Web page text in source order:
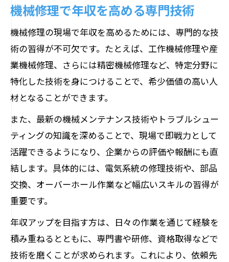
機械修理で年収を高める専門技術
機械修理の現場で年収を高めるためには、専門的な技
術の習得が不可欠です。たとえば、工作機械修理や産
業機械修理、さらには精密機械修理など、特定分野に
特化した技術を身につけることで、希少価値の高い人
材となることができます。
また、最新の機械メンテナンス技術やトラブルシュー
ティングの知識を深めることで、現場で即戦力として
活躍できるようになり、企業からの評価や報酬にも直
結します。具体的には、電気系統の修理技術や、部品
交換、オーバーホール作業など幅広いスキルの習得が
重要です。
年収アップを目指す方は、日々の作業を通じて経験を
積み重ねるとともに、専門書や研修、資格取得などで
技術を磨くことが求められます。これにより、依頼先